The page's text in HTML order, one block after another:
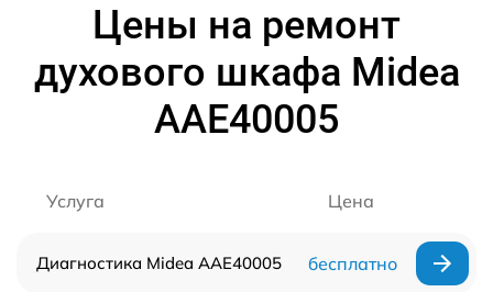
Цены на ремонт
духового шкафа Midea
AAE40005
Услуга Цена
Диагностика Midea AAE40005 бесплатно